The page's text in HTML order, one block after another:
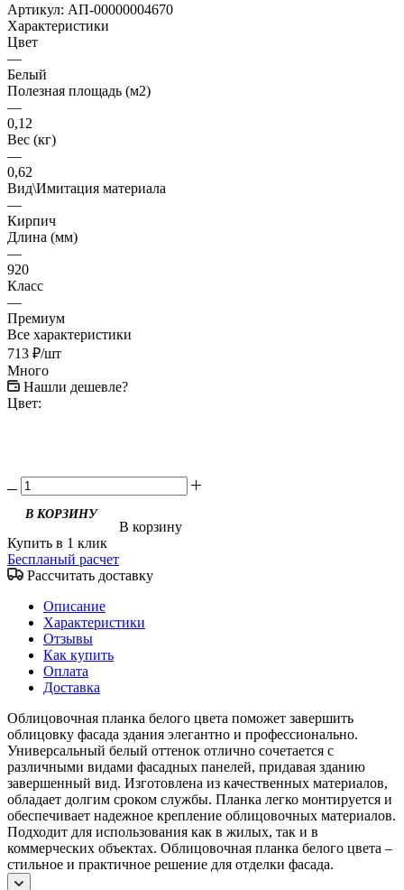
Артикул: АП-00000004670
Характеристики
Цвет
—
Белый
Полезная площадь (м2)
—
0,12
Вес (кг)
—
0,62
Вид\Имитация материала
—
Кирпич
Длина (мм)
—
920
Класс
—
Премиум
Все характеристики
713 ₽/шт
Много
Нашли дешевле?
Цвет:
В КОРЗИНУ
В корзину
Купить в 1 клик
Беспланый расчет
Рассчитать доставку
Описание
Характеристики
Отзывы
Как купить
Оплата
Доставка
Облицовочная планка белого цвета поможет завершить
облицовку фасада здания элегантно и профессионально.
Универсальный белый оттенок отлично сочетается с
различными видами фасадных панелей, придавая зданию
завершенный вид. Изготовлена из качественных материалов,
обладает долгим сроком службы. Планка легко монтируется и
обеспечивает надежное крепление облицовочных материалов.
Подходит для использования как в жилых, так и в
коммерческих объектах. Облицовочная планка белого цвета –
стильное и практичное решение для отделки фасада.